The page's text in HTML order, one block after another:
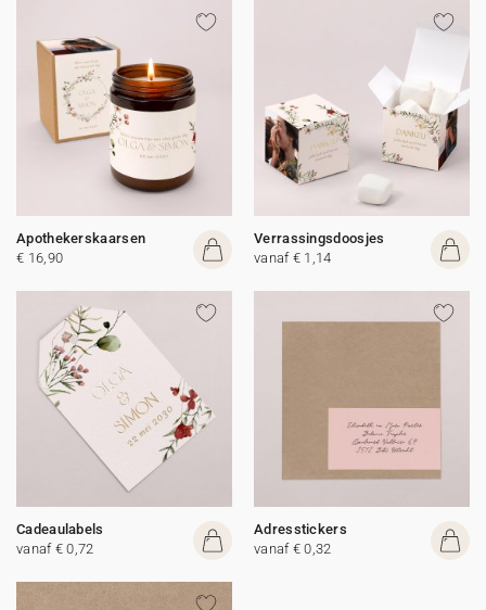
Apothekerskaarsen
€ 16,90
Verrassingsdoosjes
vanaf € 1,14
Cadeaulabels
vanaf € 0,72
Adresstickers
vanaf € 0,32